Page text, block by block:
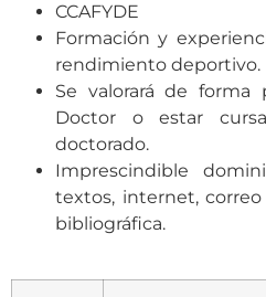
CCAFYDE
Formación y
rendimiento deportivo.
Se valorará de
Doctor o estar
doctorado.
Imprescindible
textos, internet,
bibliográfica.